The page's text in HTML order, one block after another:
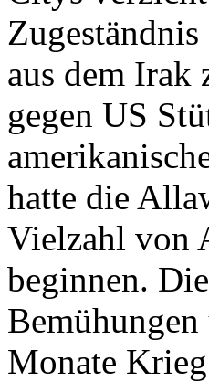
aus dem Irak
gegen US
hatte die
Vielzahl von
beginnen.
Monate Krieg